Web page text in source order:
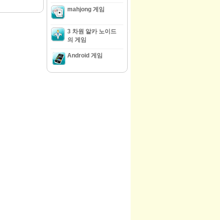
mahjong 게임
3 차원 알카 노이드
의 게임
Android 게임